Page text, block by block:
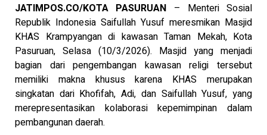
JATIMPOS.CO/KOTA PASURUAN – Menteri Sosial
Republik Indonesia Saifullah Yusuf meresmikan Masjid
KHAS Krampyangan di kawasan Taman Mekah, Kota
Pasuruan, Selasa (10/3/2026). Masjid yang menjadi
bagian dari pengembangan kawasan religi tersebut
memiliki makna khusus karena KHAS merupakan
singkatan dari Khofifah, Adi, dan Saifullah Yusuf, yang
merepresentasikan kolaborasi kepemimpinan dalam
pembangunan daerah.